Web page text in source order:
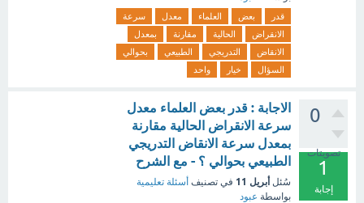
قدر بعض العلماء معدل
سرعة
الانقراض
الحالية مقارنة
بمعدل
الانقاض
التدريجي الطبيعي
بحوالي
السؤال
خيار واحد
0
تصويتات
1
إجابة
الاجابة : قدر بعض العلماء معدل
سرعة الانقراض الحالية مقارنة
بمعدل سرعة الانقاض التدريجي
الطبيعي بحوالي ؟ - مع الشرح
سُئل أبريل 11 في تصنيف أسئلة تعليمية
بواسطة عبود